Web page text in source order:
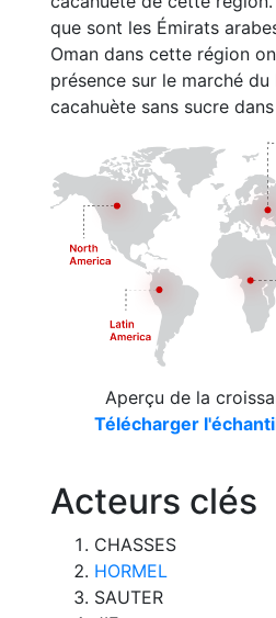
que sont les Émirats
Oman dans cette région
présence sur le marché du
cacahuète sans sucre
Aperçu de la
Télécharger
Acteurs clés
CHASSES
HORMEL
SAUTER